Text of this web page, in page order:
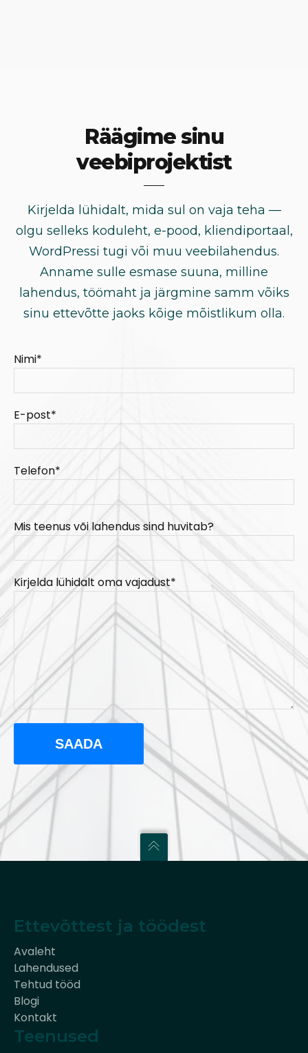
Räägime sinu
veebiprojektist
Kirjelda lühidalt, mida sul on vaja teha —
olgu selleks koduleht, e-pood, kliendiportaal,
WordPressi tugi või muu veebilahendus.
Anname sulle esmase suuna, milline
lahendus, töömaht ja järgmine samm võiks
sinu ettevõtte jaoks kõige mõistlikum olla.
Nimi*
E-post*
Telefon*
Mis teenus või lahendus sind huvitab?
Kirjelda lühidalt oma vajadust*
Ettevõttest ja töödest
Avaleht
Lahendused
Tehtud tööd
Blogi
Kontakt
Teenused